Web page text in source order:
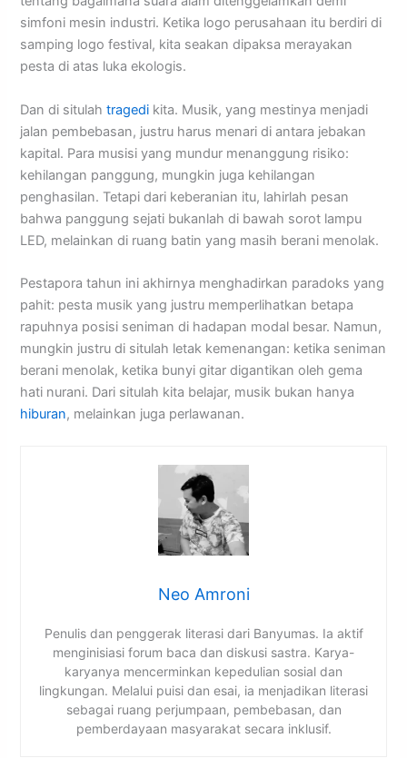
simfoni mesin industri. Ketika logo perusahaan itu berdiri di
samping logo festival, kita seakan dipaksa merayakan
pesta di atas luka ekologis.
Dan di situlahtragedi kita. Musik, yang mestinya menjadi
jalan pembebasan, justru harus menari di antara jebakan
kapital. Para musisi yang mundur menanggung risiko:
kehilangan panggung, mungkin juga kehilangan
penghasilan. Tetapi dari keberanian itu, lahirlah pesan
bahwa panggung sejati bukanlah di bawah sorot lampu
LED, melainkan di ruang batin yang masih berani menolak.
Pestapora tahun ini akhirnya menghadirkan paradoks yang
pahit: pesta musik yang justru memperlihatkan betapa
rapuhnya posisi seniman di hadapan modal besar. Namun,
mungkin justru di situlah letak kemenangan: ketika seniman
berani menolak, ketika bunyi gitar digantikan oleh gema
hati nurani. Dari situlah kita belajar, musik bukan hanya
hiburan, melainkan juga perlawanan.
Neo Amroni
Penulis dan penggerak literasi dari Banyumas. Ia aktif
menginisiasi forum baca dan diskusi sastra. Karya-
karyanya mencerminkan kepedulian sosial dan
lingkungan. Melalui puisi dan esai, ia menjadikan literasi
sebagai ruang perjumpaan, pembebasan, dan
pemberdayaan masyarakat secara inklusif.